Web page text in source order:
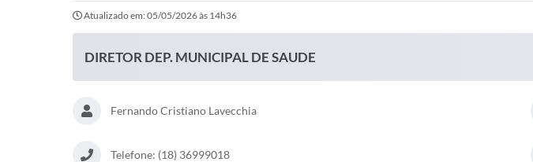
Atualizado em: 05/05/2026 às 14h36
DIRETOR DEP. MUNICIPAL DE SAUDE
Fernando Cristiano Lavecchia
Telefone: (18) 36999018